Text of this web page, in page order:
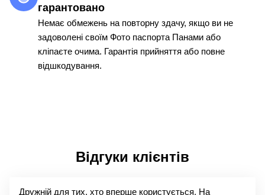
гарантовано
Немає обмежень на повторну здачу, якщо ви не
задоволені своїм Фото паспорта Панами або
кліпаєте очима. Гарантія прийняття або повне
відшкодування.
Відгуки клієнтів
Дружній для тих, хто вперше користується. На